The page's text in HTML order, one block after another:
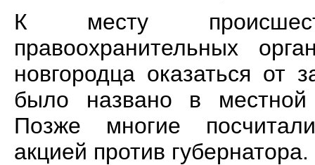
К месту
правоохранительных
новгородца оказаться от
было названо в местной
Позже многие
акцией против губернатора.